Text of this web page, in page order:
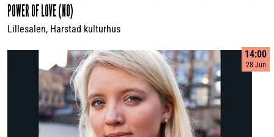
POWER OF LOVE (NO)
Lillesalen, Harstad kulturhus
14:00
28 Jun